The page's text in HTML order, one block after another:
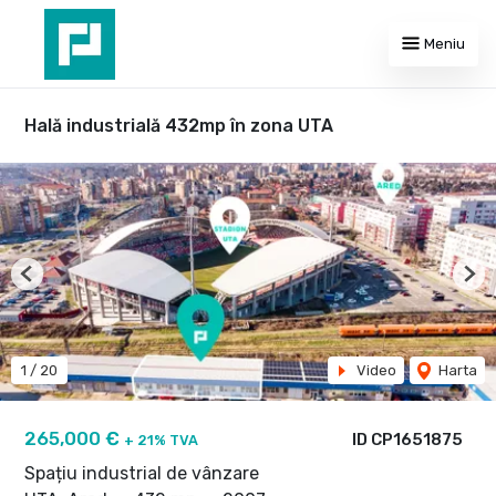
Meniu
Hală industrială 432mp în zona UTA
ID CP1651875
265,000 € + 21% TVA
Spațiu industrial de vânzare
1 / 20 Video Harta
Previous